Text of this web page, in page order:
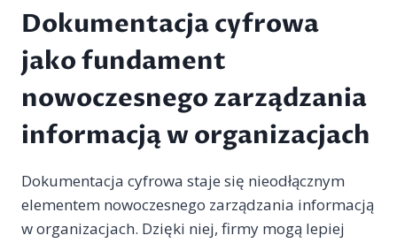
Dokumentacja cyfrowa
jako fundament
nowoczesnego zarządzania
informacją w organizacjach
Dokumentacja cyfrowa staje się nieodłącznym
elementem nowoczesnego zarządzania informacją
w organizacjach. Dzięki niej, firmy mogą lepiej